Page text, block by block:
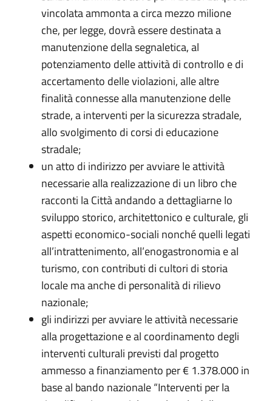
vincolata ammonta a circa mezzo milione
che, per legge, dovrà essere destinata a
manutenzione della segnaletica, al
potenziamento delle attività di controllo e di
accertamento delle violazioni, alle altre
finalità connesse alla manutenzione delle
strade, a interventi per la sicurezza stradale,
allo svolgimento di corsi di educazione
stradale;
un atto di indirizzo per avviare le attività
necessarie alla realizzazione di un libro che
racconti la Città andando a dettagliarne lo
sviluppo storico, architettonico e culturale, gli
aspetti economico-sociali nonché quelli legati
all’intrattenimento, all’enogastronomia e al
turismo, con contributi di cultori di storia
locale ma anche di personalità di rilievo
nazionale;
gli indirizzi per avviare le attività necessarie
alla progettazione e al coordinamento degli
interventi culturali previsti dal progetto
ammesso a finanziamento per € 1.378.000 in
base al bando nazionale “Interventi per la